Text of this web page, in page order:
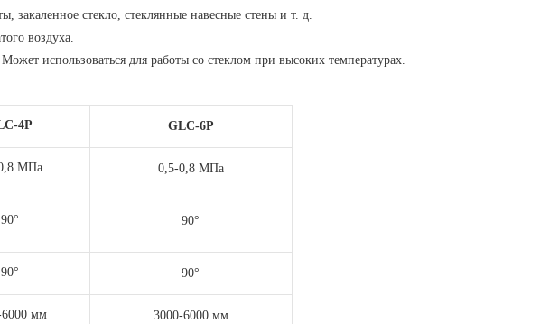
закаленное стекло, стеклянные навесные стены и т. д.
воздуха.
использоваться для работы со стеклом при высоких температурах.
4P GLC-6P
МПа 0,5-0,8 МПа
90° 90°
90° 90°
6000 мм 3000-6000 мм